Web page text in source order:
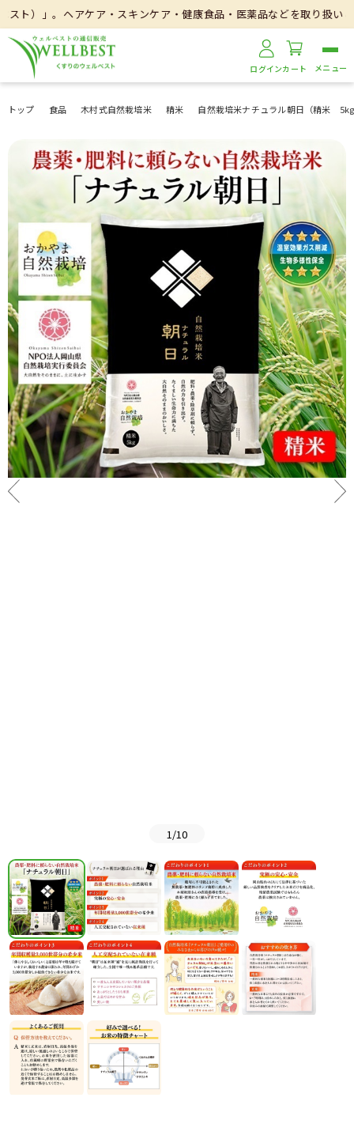
・スキンケア・健康食品・医薬品などを取り扱いしております。
ログインカート
トップ 食品 木村式自然栽培米 精米 自然栽培米ナチュラル朝日（精米
1 /10